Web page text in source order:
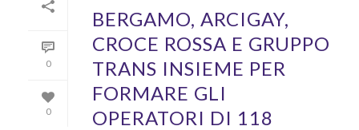
0
0
BERGAMO, ARCIGAY,
CROCE ROSSA E GRUPPO
TRANS INSIEME PER
FORMARE GLI
OPERATORI DI 118